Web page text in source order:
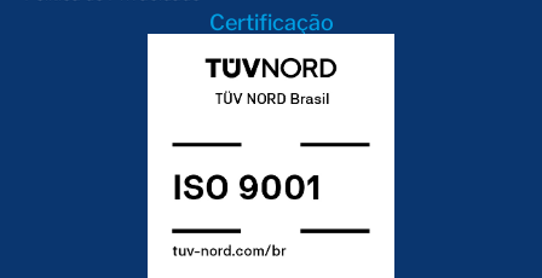
Certificação